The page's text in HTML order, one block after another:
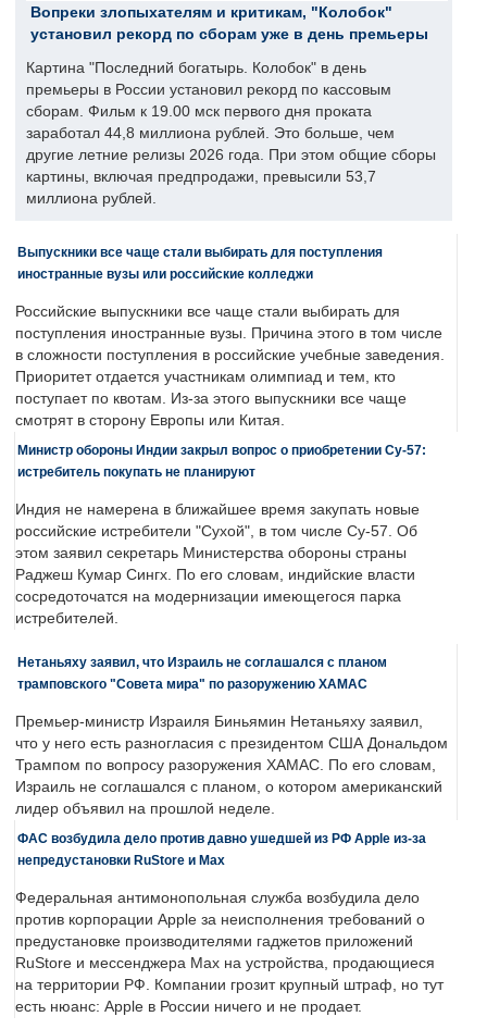
Вопреки злопыхателям и критикам, "Колобок"
установил рекорд по сборам уже в день премьеры
Картина "Последний богатырь. Колобок" в день
премьеры в России установил рекорд по кассовым
сборам. Фильм к 19.00 мск первого дня проката
заработал 44,8 миллиона рублей. Это больше, чем
другие летние релизы 2026 года. При этом общие сборы
картины, включая предпродажи, превысили 53,7
миллиона рублей.
Выпускники все чаще стали выбирать для поступления
иностранные вузы или российские колледжи
Российские выпускники все чаще стали выбирать для
поступления иностранные вузы. Причина этого в том числе
в сложности поступления в российские учебные заведения.
Приоритет отдается участникам олимпиад и тем, кто
поступает по квотам. Из-за этого выпускники все чаще
смотрят в сторону Европы или Китая.
Министр обороны Индии закрыл вопрос о приобретении Су-57:
истребитель покупать не планируют
Индия не намерена в ближайшее время закупать новые
российские истребители "Сухой", в том числе Су-57. Об
этом заявил секретарь Министерства обороны страны
Раджеш Кумар Сингх. По его словам, индийские власти
сосредоточатся на модернизации имеющегося парка
истребителей.
Нетаньяху заявил, что Израиль не соглашался с планом
трамповского "Совета мира" по разоружению ХАМАС
Премьер-министр Израиля Биньямин Нетаньяху заявил,
что у него есть разногласия с президентом США Дональдом
Трампом по вопросу разоружения ХАМАС. По его словам,
Израиль не соглашался с планом, о котором американский
лидер объявил на прошлой неделе.
ФАС возбудила дело против давно ушедшей из РФ Apple из-за
непредустановки RuStore и Max
Федеральная антимонопольная служба возбудила дело
против корпорации Apple за неисполнения требований о
предустановке производителями гаджетов приложений
RuStore и мессенджера Max на устройства, продающиеся
на территории РФ. Компании грозит крупный штраф, но тут
есть нюанс: Apple в России ничего и не продает.